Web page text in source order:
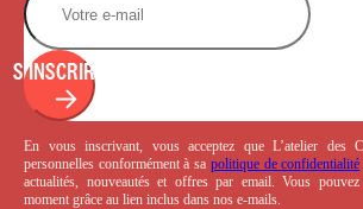
S'INSCRIRE
En vous inscrivant, vous acceptez que L’atelier des
personnelles conformément à sa politique de confidentialité
actualités, nouveautés et offres par email. Vous
moment grâce au lien inclus dans nos e-mails.